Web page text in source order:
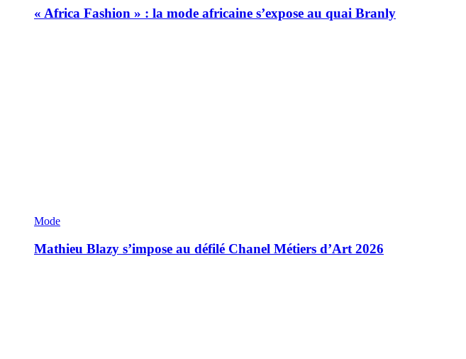
« Africa Fashion » : la mode africaine s’expose au quai Branly
Mode
Mathieu Blazy s’impose au défilé Chanel Métiers d’Art 2026